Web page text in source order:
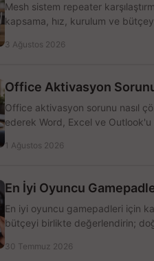
Mesh sistem repeater
kapsama, hız, kurulum ve
3 Ağustos 2026
Office Aktivasyon
Office aktivasyon sorunu nasıl
ederek Word, Excel ve
1 Ağustos 2026
En İyi Oyuncu
En iyi oyuncu gamepadleri için
bütçeyi birlikte değerlendirin;
30 Temmuz 2026